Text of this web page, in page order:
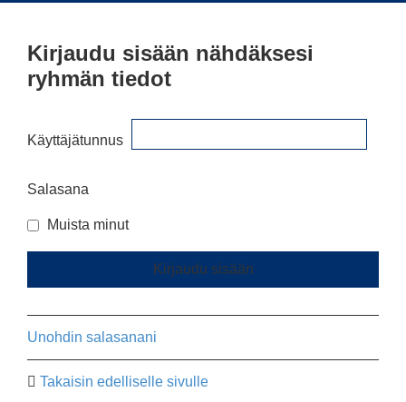
Kirjaudu sisään nähdäksesi
ryhmän tiedot
Käyttäjätunnus
Salasana
Muista minut
Unohdin salasanani
Takaisin edelliselle sivulle